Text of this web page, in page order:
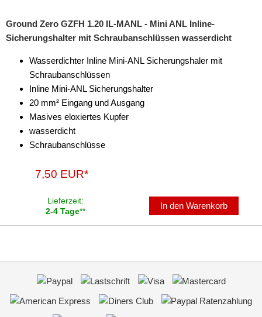
Ground Zero GZFH 1.20 IL-MANL - Mini ANL Inline-
Sicherungshalter mit Schraubanschlüssen wasserdicht
Wasserdichter Inline Mini-ANL Sicherungshaler mit
Schraubanschlüssen
Inline Mini-ANL Sicherungshalter
20 mm² Eingang und Ausgang
Masives eloxiertes Kupfer
wasserdicht
Schraubanschlüsse
7,50 EUR*
Lieferzeit:
2-4 Tage**
In den Warenkorb